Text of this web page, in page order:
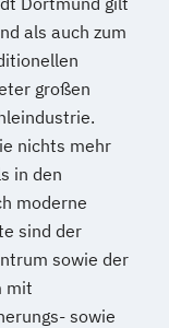
EN)
als auch zum
großen
nichts mehr
in den
moderne
sind der
sowie der
mit
sowie